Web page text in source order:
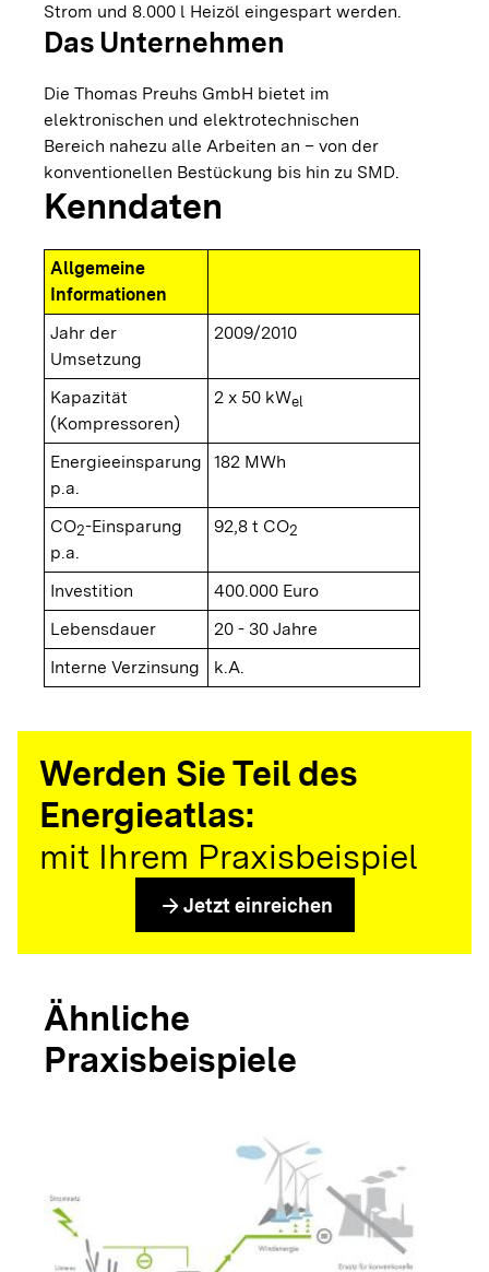
Strom und 8.000 l Heizöl eingespart werden.
Das Unternehmen
Die Thomas Preuhs GmbH bietet im
elektronischen und elektrotechnischen
Bereich nahezu alle Arbeiten an – von der
konventionellen Bestückung bis hin zu SMD.
Kenndaten
Allgemeine
Informationen
Jahr der
Umsetzung
2009/2010
Kapazität
(Kompressoren)
2 x 50 kWel
Energieeinsparung
p.a.
182 MWh
CO2-Einsparung
p.a.
92,8 t CO2
Investition
400.000 Euro
Lebensdauer
20 - 30 Jahre
Interne Verzinsung
k.A.
Werden Sie Teil des
Energieatlas:
mit Ihrem Praxisbeispiel
arrow_forward Jetzt einreichen
Ähnliche
Praxisbeispiele